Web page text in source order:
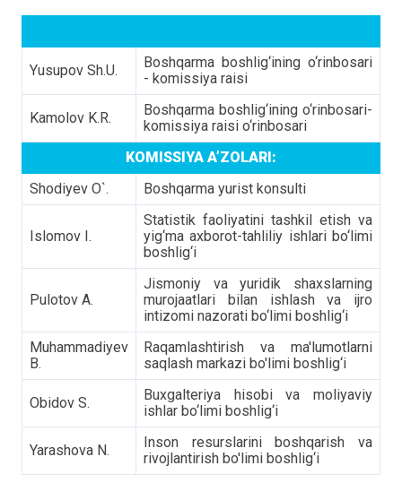
Yusupov Sh.U.
Boshqarma boshlig‘ining o‘rinbosari
- komissiya raisi
Kamolov K.R.
Boshqarma boshlig‘ining o‘rinbosari-
komissiya raisi o‘rinbosari
KOMISSIYA A’ZOLARI:
Shodiyev O`.
Boshqarma yurist konsulti
Islomov I.
Statistik faoliyatini tashkil etish va
yig‘ma axborot-tahliliy ishlari bo‘limi
boshlig‘i
Pulotov A.
Jismoniy va yuridik shaxslarning
murojaatlari bilan ishlash va ijro
intizomi nazorati bo‘limi boshlig‘i
Muhammadiyev
B.
Raqamlashtirish va ma'lumotlarni
saqlash markazi bo'limi boshlig‘i
Obidov S.
Buxgalteriya hisobi va moliyaviy
ishlar bo‘limi boshlig‘i
Yarashova N.
Inson resurslarini boshqarish va
rivojlantirish bo'limi boshlig‘i